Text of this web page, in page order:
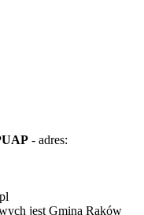
- adres:
jest Gmina Raków